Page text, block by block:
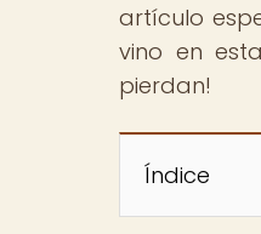
artículo
vino en
pierdan!
Índice